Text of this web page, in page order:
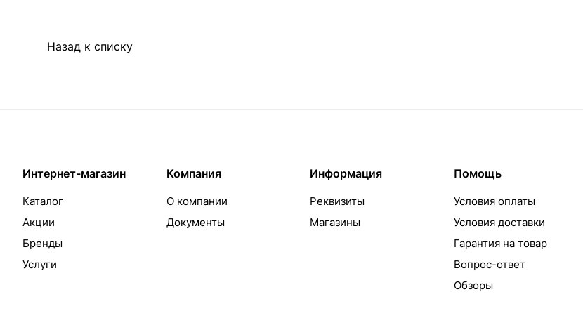
Назад к списку
Интернет-магазин
Каталог
Акции
Бренды
Услуги
Компания
О компании
Документы
Информация
Реквизиты
Магазины
Помощь
Условия оплаты
Условия доставки
Гарантия на товар
Вопрос-ответ
Обзоры